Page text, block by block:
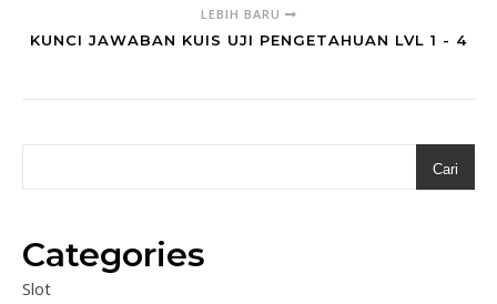
LEBIH BARU
KUNCI JAWABAN KUIS UJI PENGETAHUAN LVL 1 - 4
Cari
Categories
Slot